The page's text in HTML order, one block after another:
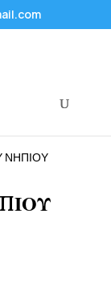
ΝΗΠΙΟΥ